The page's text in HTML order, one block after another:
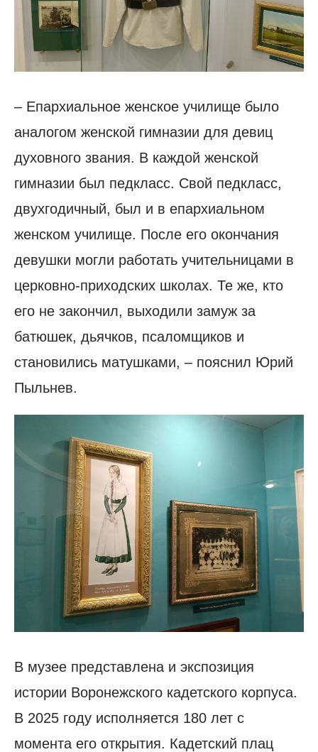
– Епархиальное женское училище было
аналогом женской гимназии для девиц
духовного звания. В каждой женской
гимназии был педкласс. Свой педкласс,
двухгодичный, был и в епархиальном
женском училище. После его окончания
девушки могли работать учительницами в
церковно-приходских школах. Те же, кто
его не закончил, выходили замуж за
батюшек, дьячков, псаломщиков и
становились матушками, – пояснил Юрий
Пыльнев.
В музее представлена и экспозиция
истории Воронежского кадетского корпуса.
В 2025 году исполняется 180 лет с
момента его открытия. Кадетский плац